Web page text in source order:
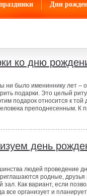
Дни
ко дню
ни было имениннику лет –
подарки. Это целый
подарок относится к
преподнесенным. К
день
людей проведение
родные,
зал. Как вариант, если
все организует и